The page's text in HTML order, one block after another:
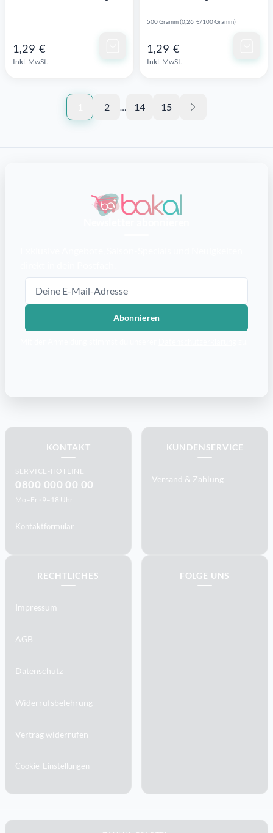
1,29 €
Inkl. MwSt.
500 Gramm (0,26 €/100 Gramm)
1,29 €
Inkl. MwSt.
2 … 14 15
E-Mail-Adresse
Abonnieren
KONTAKT
SERVICE-HOTLINE
0800 000 00 00
Mo–Fr · 9–18 Uhr
Kontaktformular
KUNDENSERVICE
Versand & Zahlung
RECHTLICHES
Impressum
AGB
Datenschutz
Widerrufsbelehrung
Vertrag widerrufen
Cookie-Einstellungen
FOLGE UNS